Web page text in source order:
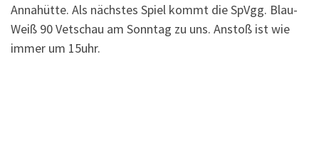
Annahütte. Als nächstes Spiel kommt die SpVgg. Blau-
Weiß 90 Vetschau am Sonntag zu uns. Anstoß ist wie
immer um 15uhr.